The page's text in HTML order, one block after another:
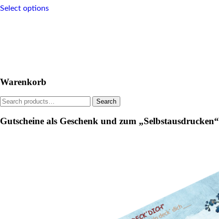
Select optionsproduct
the
page
Warenkorb
Search
Search
Gutscheine als Geschenk und zum „Selbstausdrucken“